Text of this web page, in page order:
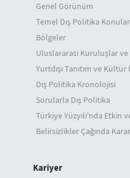
Genel Görünüm
Temel Dış Politika
Bölgeler
Uluslararası Kuruluşlar
Yurtdışı Tanıtım ve Kültür
Dış Politika Kronolojisi
Sorularla Dış Politika
Türkiye Yüzyılı'nda Etkin
Belirsizlikler Çağında
Kariyer